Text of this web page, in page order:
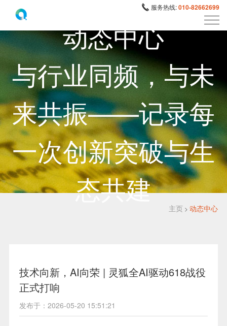
服务热线:010-82662699
动态中心
与行业同频，与未
来共振——记录每
一次创新突破与生
态共建
主页 >动态中心
技术向新，AI向荣 | 灵狐全AI驱动618战役
正式打响
发布于：2026-05-20 15:51:21